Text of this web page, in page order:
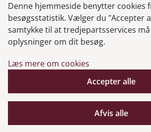
Genveje
Gå til virksomhedsregisteret
Gå til selskabsmeddelelser
Denne hjemmeside benytter cookies
besøgsstatistik. Vælger du "Accepter
samtykke til at tredjepartsservices
oplysninger om dit besøg.
Læs mere om cookies
Accepter alle
Afvis alle